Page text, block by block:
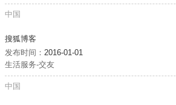
中国
搜狐博客
发布时间： 2016-01-01
生活服务-交友
中国